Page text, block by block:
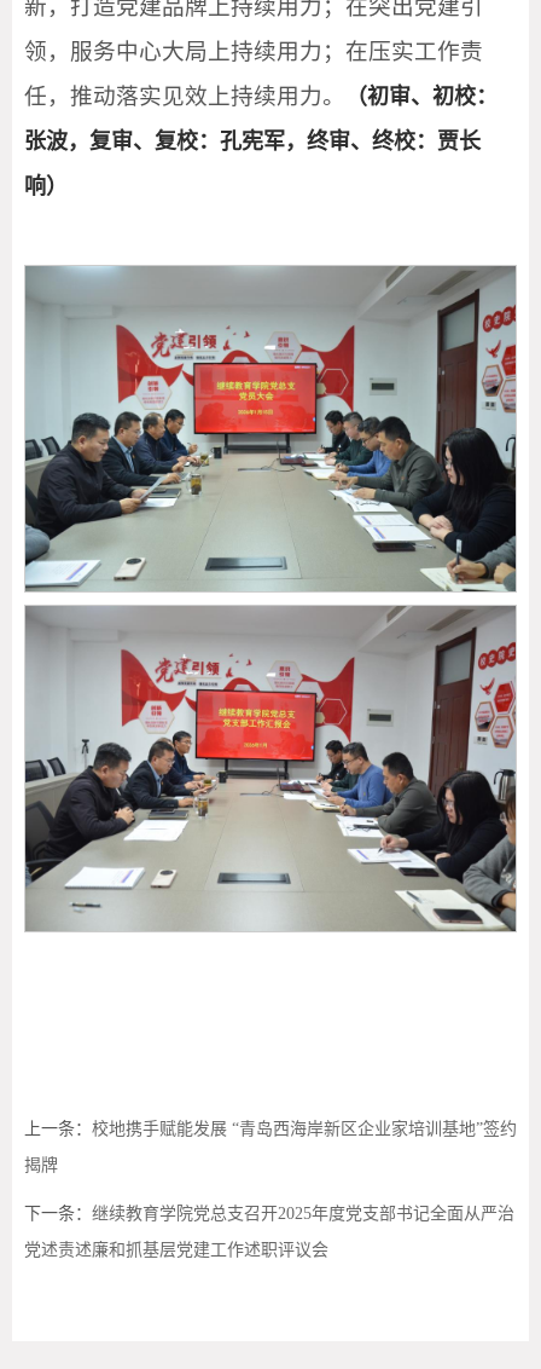
新，打造党建品牌上持续用力；在突出党建引
领，服务中心大局上持续用力；在压实工作责
任，推动落实见效上持续用力。
（初审、初校：
张波，复审、复校：孔宪军，终审、终校：贾长
响）
上一条： 校地携手赋能发展 “青岛西海岸新区企业家培训基地”签约
揭牌
下一条： 继续教育学院党总支召开2025年度党支部书记全面从严治
党述责述廉和抓基层党建工作述职评议会